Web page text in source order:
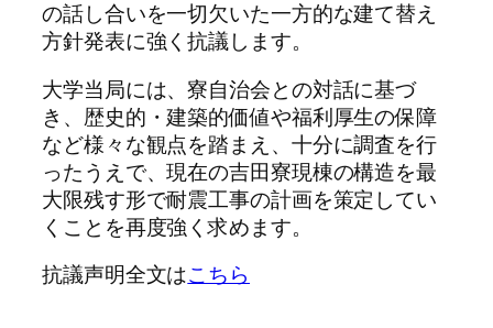
の話し合いを一切欠いた一方的な建て替え
方針発表に強く抗議します。
大学当局には、寮自治会との対話に基づ
き、歴史的・建築的価値や福利厚生の保障
など様々な観点を踏まえ、十分に調査を行
ったうえで、現在の吉田寮現棟の構造を最
大限残す形で耐震工事の計画を策定してい
くことを再度強く求めます。
抗議声明全文はこちら